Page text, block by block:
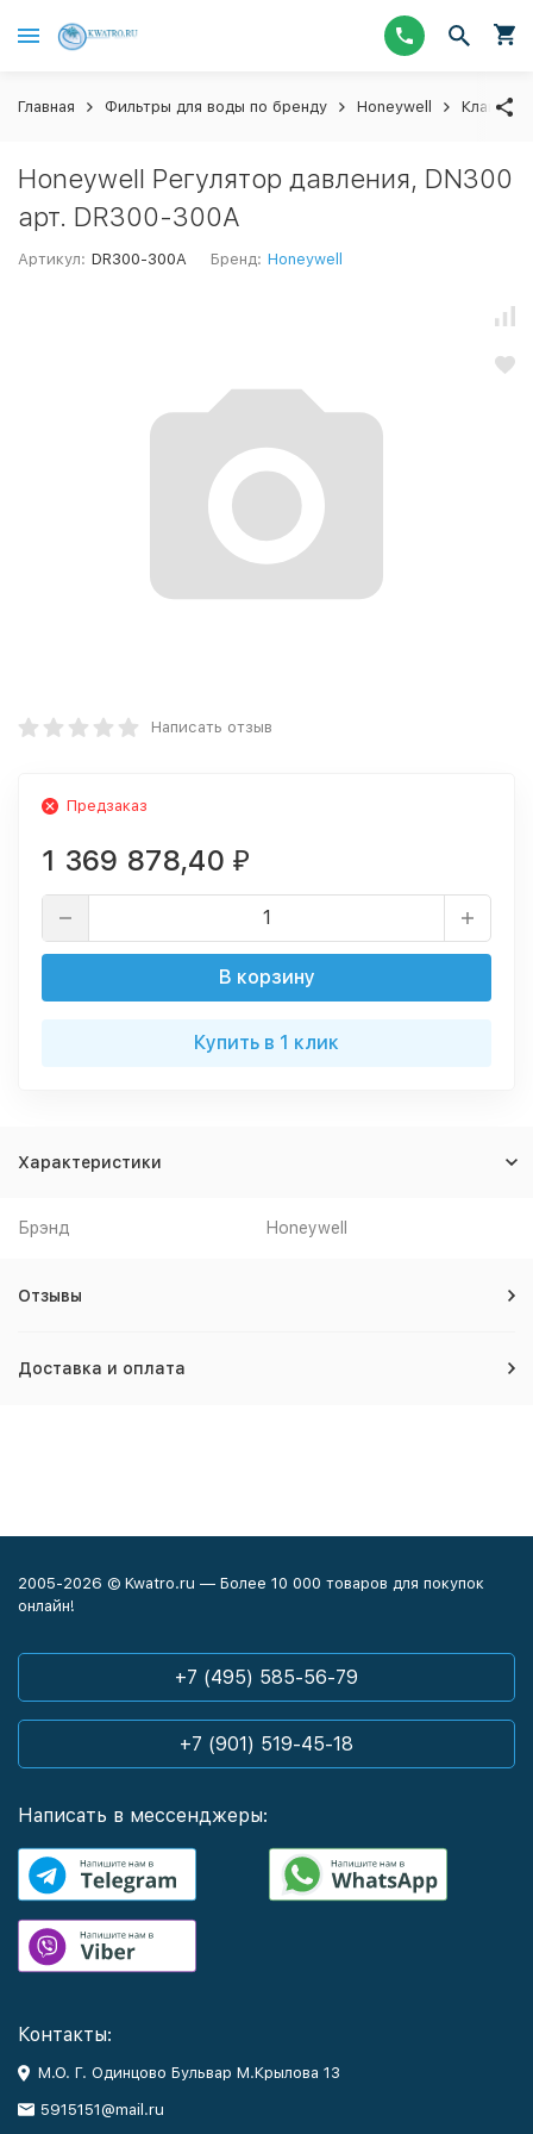
Главная Фильтры для воды по бренду Honeywell Клапаны
Honeywell Регулятор давления, DN300
арт. DR300-300A
Артикул: DR300-300A Бренд: Honeywell
Написать отзыв
Предзаказ
1 369 878,40 ₽
В корзину
Купить в 1 клик
Характеристики
Брэнд Honeywell
Отзывы
Доставка и оплата
2005-2026 © Kwatro.ru — Более 10 000 товаров для покупок
онлайн!
+7 (495) 585-56-79
+7 (901) 519-45-18
Написать в мессенджеры:
Контакты:
М.О. Г. Одинцово Бульвар М.Крылова 13
5915151@mail.ru